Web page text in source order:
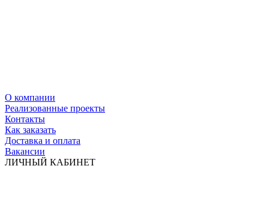
О компании
Реализованные проекты
Контакты
Как заказать
Доставка и оплата
Вакансии
ЛИЧНЫЙ КАБИНЕТ